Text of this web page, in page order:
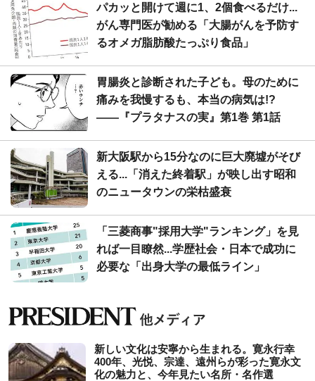
パカッと開けて週に1、2個食べるだけ...
がん専門医が勧める「大腸がんを予防す
るオメガ脂肪酸たっぷり食品」
胃腸炎と診断された子ども。母のために
痛みを我慢するも、本当の病気は!?
――『プラタナスの実』第1巻 第1話
新大阪駅から15分なのに巨大廃墟がそび
える...「消えた終着駅」が映し出す昭和
のニュータウンの栄枯盛衰
「三菱商事"採用大学"ランキング」を見
れば一目瞭然...学歴社会・日本で成功に
必要な「出身大学の最低ライン」
新しい文化は安寧から生まれる。寛永行幸
400年、光悦、宗達、遠州らが彩った寛永文
化の魅力と、今年見たい名所・名作選